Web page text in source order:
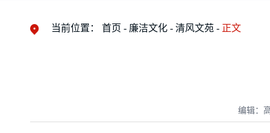
当前位置： 首页 廉洁文化 清风文苑 正文
编辑：